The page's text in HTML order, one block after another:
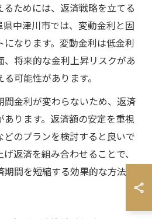
ためには、返済戦略を立てる
県中津川市では、変動金利と固
なります。変動金利は低金利
将来的な金利上昇リスクがあ
可能性があります。
間金利が変わらないため、返済
ります。返済額の安定を重視
どのプランを検討すると良いで
返済を組み合わせることで、
間を短縮する効果的な方法が